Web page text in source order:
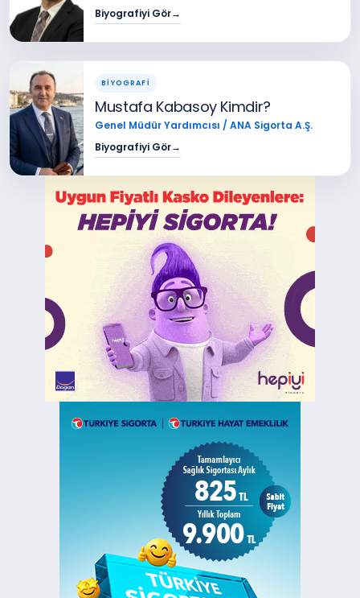
Biyografiyi Gör→
BİYOGRAFİ
Mustafa Kabasoy Kimdir?
Genel Müdür Yardımcısı / ANA Sigorta A.Ş.
Biyografiyi Gör→